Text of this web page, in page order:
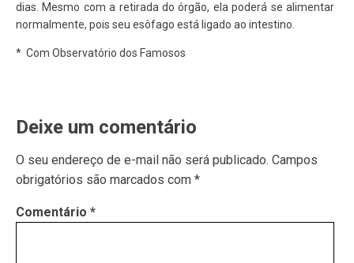
dias. Mesmo com a retirada do órgão, ela poderá se alimentar
normalmente, pois seu esôfago está ligado ao intestino.
* Com Observatório dos Famosos
Deixe um comentário
O seu endereço de e-mail não será publicado. Campos
obrigatórios são marcados com *
Comentário *